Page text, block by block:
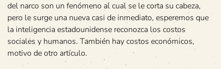
del narco son un fenómeno al cual se le corta su cabeza,
pero le surge una nueva casi de inmediato, esperemos que
la inteligencia estadounidense reconozca los costos
sociales y humanos. También hay costos económicos,
motivo de otro artículo.